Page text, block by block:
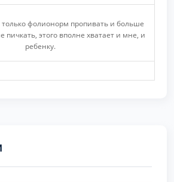
только фолионорм пропивать и больше
пичкать, этого вполне хватает и мне, и
ребенку.